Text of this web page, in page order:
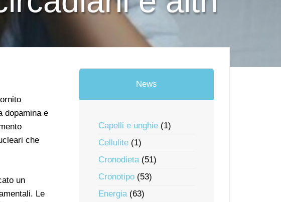
dopamina e
che
un
Le
News
Capelli e unghie (1)
Cellulite (1)
Cronodieta(51)
Cronotipo (53)
Energia(63)